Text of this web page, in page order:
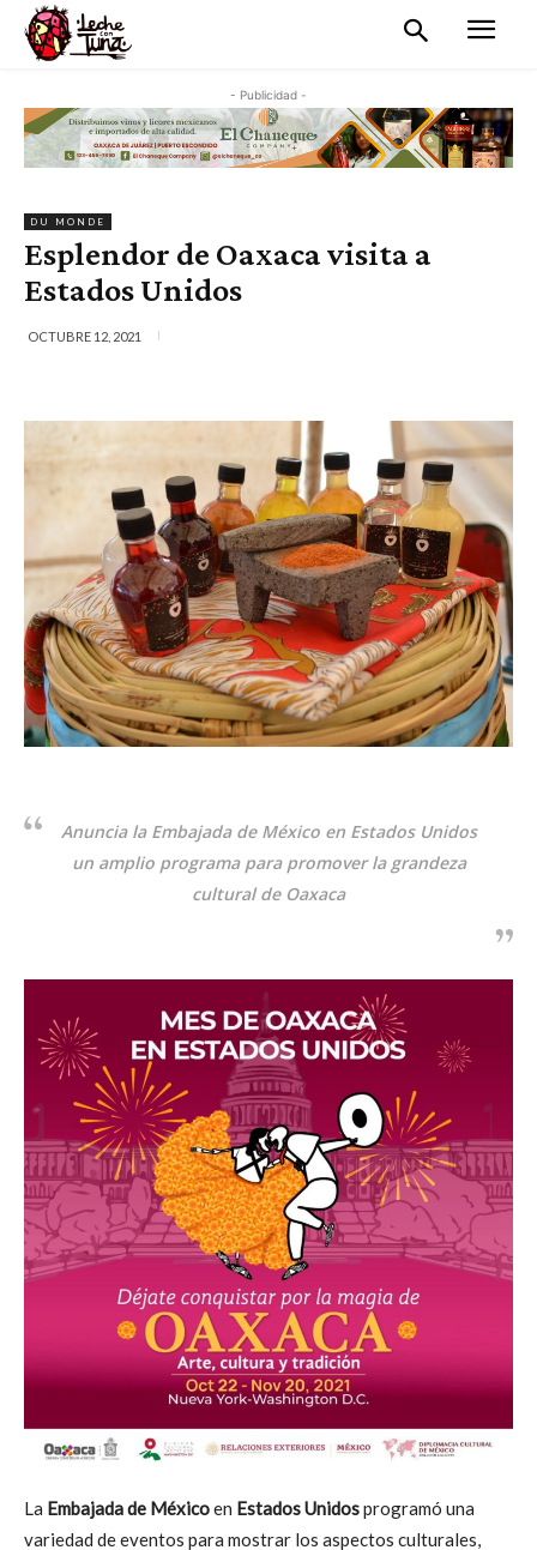
- Publicidad -
DU MONDE
Esplendor de Oaxaca visita a
Estados Unidos
OCTUBRE 12, 2021
Anuncia la Embajada de México en Estados Unidos
un amplio programa para promover la grandeza
cultural de Oaxaca
La Embajada de Méxicoen Estados Unidosprogramó una
variedad de eventos para mostrar los aspectos culturales,